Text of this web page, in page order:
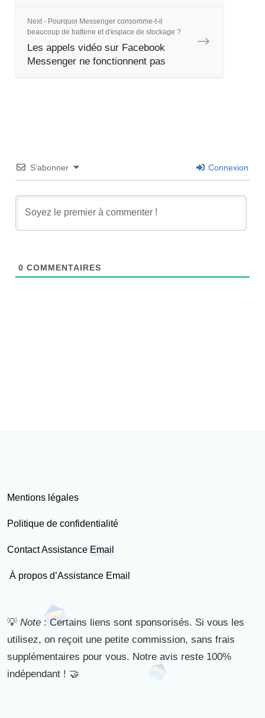
Next - Pourquoi Messenger consomme-t-il
beaucoup de batterie et d'espace de stockage ?
Les appels vidéo sur Facebook
Messenger ne fonctionnent pas
S’abonner Connexion
0 COMMENTAIRES
Mentions légales
Politique de confidentialité
Contact Assistance Email
À propos d’Assistance Email
💡 Note : Certains liens sont sponsorisés. Si vous les
utilisez, on reçoit une petite commission, sans frais
supplémentaires pour vous. Notre avis reste 100%
indépendant ! 🤝